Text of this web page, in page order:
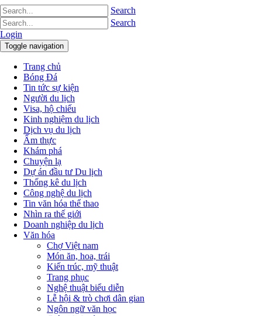
Search
Search
Login
Toggle navigation
Trang chủ
Bóng Đá
Tin tức sự kiện
Người du lịch
Visa, hộ chiếu
Kinh nghiệm du lịch
Dịch vụ du lịch
Ẩm thực
Khám phá
Chuyện lạ
Dự án đầu tư Du lịch
Thống kê du lịch
Công nghệ du lịch
Tin văn hóa thể thao
Nhìn ra thế giới
Doanh nghiệp du lịch
Văn hóa
Chợ Việt nam
Món ăn, hoa, trái
Kiến trúc, mỹ thuật
Trang phục
Nghệ thuật biểu diễn
Lễ hội & trò chơi dân gian
Ngôn ngữ văn học